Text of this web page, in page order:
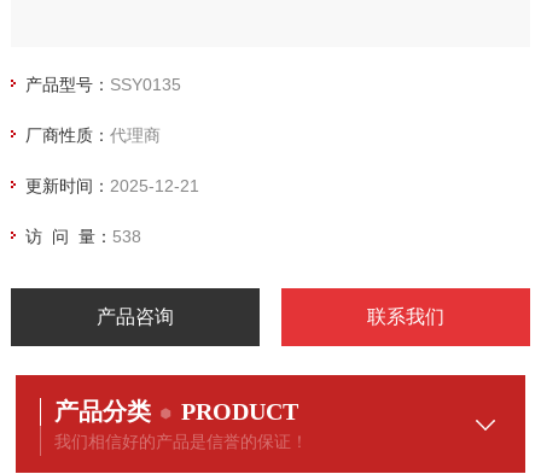
产品型号： SSY0135
厂商性质： 代理商
更新时间： 2025-12-21
访 问 量： 538
产品咨询 联系我们
产品分类 PRODUCT
我们相信好的产品是信誉的保证！